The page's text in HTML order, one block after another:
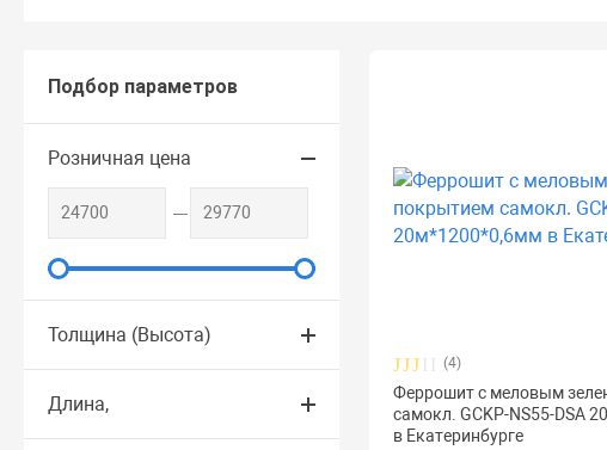
Подбор параметров
Розничная цена
Толщина (Высота)
Длина,
(4)
Феррошит с меловым
самокл. GCKP-NS55-DSA
в Екатеринбурге